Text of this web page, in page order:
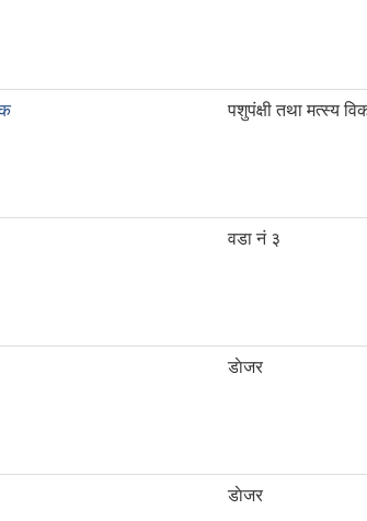
पशुपंक्षी तथा मत्स्य
वडा नं ३
डाेजर
डाेजर